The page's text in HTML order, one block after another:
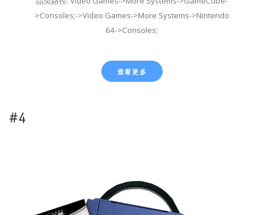
>Consoles;->Video Games->More Systems->Nintendo
64->Consoles;
查看更多
#4